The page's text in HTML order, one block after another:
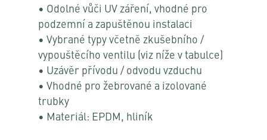
• Odolné vůči UV záření, vhodné pro
podzemní a zapuštěnou instalaci
• Vybrané typy včetně zkušebního /
vypouštěcího ventilu (viz níže v tabulce)
• Uzávěr přívodu / odvodu vzduchu
• Vhodné pro žebrované a izolované
trubky
• Materiál: EPDM, hliník